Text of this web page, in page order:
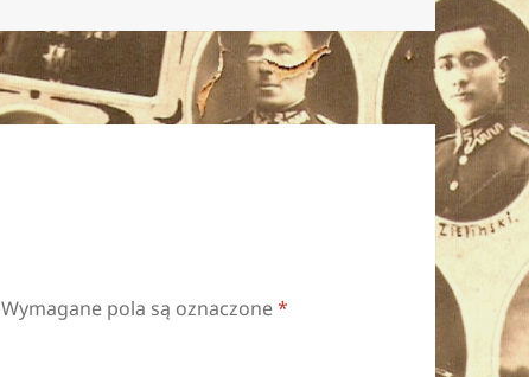
Wymagane pola są oznaczone*